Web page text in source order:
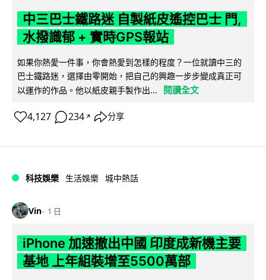
中三巴士鐵路迷 自製紙皮遙控巴士 門,
水撥識郁 + 實時GPS報站
如果你熱愛一件事，你會熱愛到怎樣的程度？一位就讀中三的
巴士鐵路迷，選擇由零開始，把自己的興趣一步步變成真正可
以運作的作品。他以紙皮親手製作出...
閱讀全文
4,127 234 ↗ 分享
科技娛樂 生活娛樂 城中熱話
Vin 1 日
iPhone 加速撤出中國 印度成新機主要
基地 上年組裝增至5500萬部